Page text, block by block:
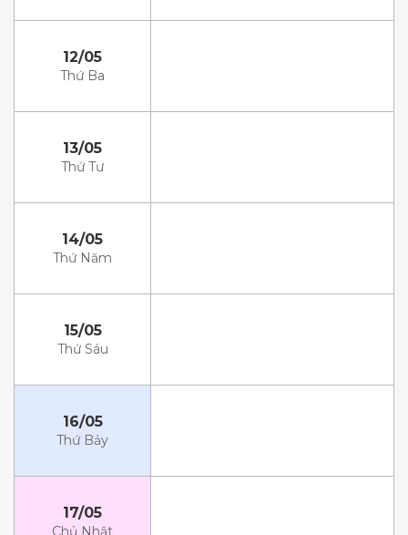
12/05
Thứ Ba
13/05
Thứ Tư
14/05
Thứ Năm
15/05
Thứ Sáu
16/05
Thứ Bảy
17/05
Chủ Nhật